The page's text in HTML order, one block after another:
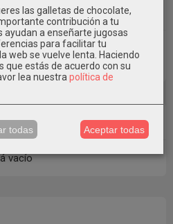
vacío
las galletas de chocolate,
contribución a tu
ayudan a enseñarte jugosas
para facilitar tu
web se vuelve lenta. Haciendo
que estás de acuerdo con su
lea nuestra política de
todas Aceptar todas